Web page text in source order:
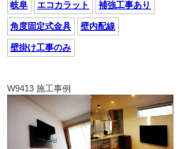
岐阜 エコカラット 補強工事あり
角度固定式金具 壁内配線
壁掛け工事のみ
W9413 施工事例